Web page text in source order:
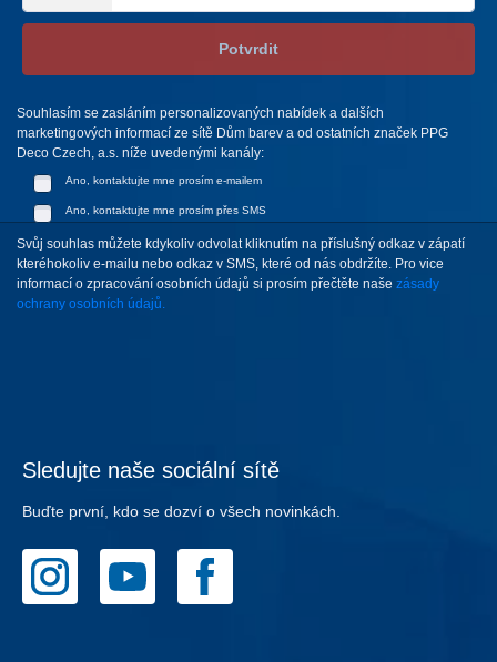
Potvrdit
Souhlasím se zasláním personalizovaných nabídek a dalších
marketingových informací ze sítě Dům barev a od ostatních značek PPG
Deco Czech, a.s. níže uvedenými kanály:
Ano, kontaktujte mne prosím e-mailem
Ano, kontaktujte mne prosím přes SMS
Svůj souhlas můžete kdykoliv odvolat kliknutím na příslušný odkaz v zápatí
kteréhokoliv e-mailu nebo odkaz v SMS, které od nás obdržíte. Pro vice
informací o zpracování osobních údajů si prosím přečtěte naše zásady
ochrany osobních údajů.
Sledujte naše sociální sítě
Buďte první, kdo se dozví o všech novinkách.